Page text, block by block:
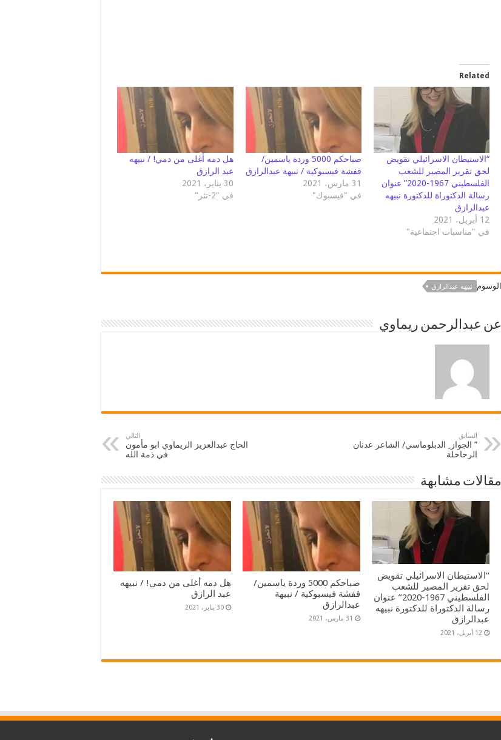
Related
“الاستيطان الاسرائيلي تقويض
لحق تقرير المصير للشعب
الفلسطيني 1967-2020” عنوان
رسالة الدكتوراة للدكتورة نبيهه
عبدالرازق
12 أبريل، 2021
في "مناسبات اجتماعية"
صباحكم 5000 وردة ياسمين/
قفشة فيسبوكية / نبيهة عبدالرازق
31 مارس، 2021
في "فيسبوك"
هل دمه أغلى من دمي! / نبيهه
عبد الرازق
30 يناير، 2021
في "2-نثر"
الوسوم نبيهه عبدالرازق
عن عبدالرحمن ريماوي
السابق
” الجواز ِ الدبلوماسي/ الشاعر عدنان
الرحاحلة
التالي
الحاج عبدالعزيز الريماوي ابو مأمون
في ذمة الله
مقالات مشابهة
“الاستيطان الاسرائيلي تقويض
لحق تقرير المصير للشعب
الفلسطيني 1967-2020” عنوان
رسالة الدكتوراة للدكتورة نبيهه
عبدالرازق
12 أبريل، 2021
صباحكم 5000 وردة ياسمين/
قفشة فيسبوكية / نبيهة
عبدالرازق
31 مارس، 2021
هل دمه أغلى من دمي! / نبيهه
عبد الرازق
30 يناير، 2021